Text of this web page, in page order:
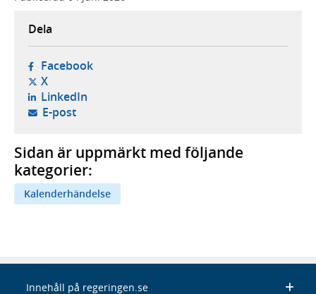
Dela
Facebook- öppnas i ny flik, extern webbplats,
X- öppnas i ny flik, extern webbplats,
LinkedIn- öppnas i ny flik, extern webbplats,
E-post- öppnar din e-postklient,
Sidan är uppmärkt med följande
kategorier:
Kalenderhändelse
Innehåll på regeringen.se